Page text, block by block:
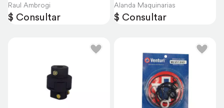
Raul Ambrogi
$ Consultar
Alanda Maquinarias
$ Consultar